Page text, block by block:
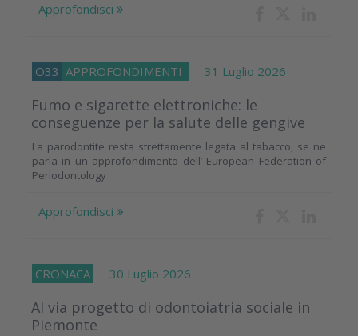
Approfondisci
O33 APPROFONDIMENTI 31 Luglio 2026
Fumo e sigarette elettroniche: le
conseguenze per la salute delle gengive
La parodontite resta strettamente legata al tabacco, se ne
parla in un approfondimento dell’ European Federation of
Periodontology
Approfondisci
CRONACA 30 Luglio 2026
Al via progetto di odontoiatria sociale in
Piemonte